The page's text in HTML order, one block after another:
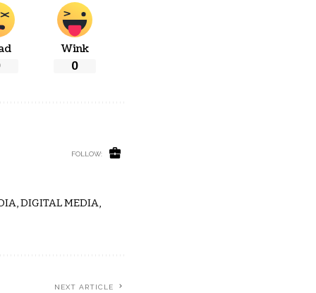
Wink
0
FOLLOW:
DIGITAL MEDIA,
NEXT ARTICLE